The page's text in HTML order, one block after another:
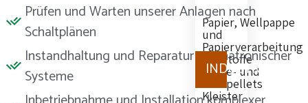
INDUSTRIE
Papier, Wellpappe
und
Papierverarbeitung
Baustoffe
Kohle- und
Holzpellets
Kleister
Prüfen und Warten unserer Anlagen nach
Schaltplänen
Instandhaltung und Reparatur mechatronischer
Systeme